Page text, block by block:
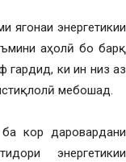
ягонаи энергетикии
аҳолӣ бо барқ
гардид, ки ин низ аз
мебошад.
кор даровардани
энергетикии